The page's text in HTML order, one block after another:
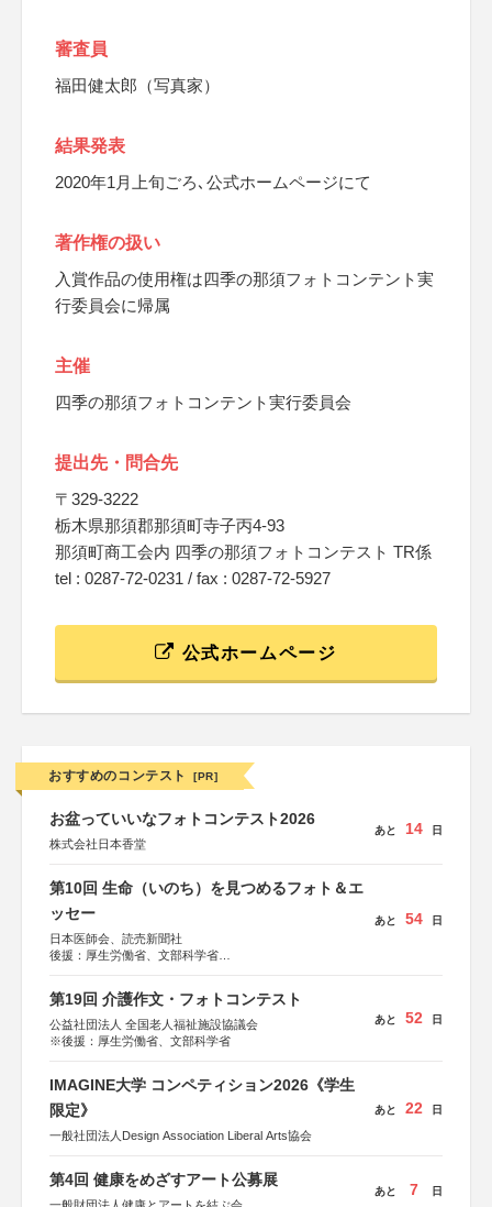
審査員
福田健太郎（写真家）
結果発表
2020年1月上旬ごろ､公式ホームページにて
著作権の扱い
入賞作品の使用権は四季の那須フォトコンテント実
行委員会に帰属
主催
四季の那須フォトコンテント実行委員会
提出先・問合先
〒329-3222
栃木県那須郡那須町寺子丙4-93
那須町商工会内 四季の那須フォトコンテスト TR係
tel : 0287-72-0231 / fax : 0287-72-5927
公式ホームページ
おすすめのコンテスト [PR]
お盆っていいなフォトコンテスト2026
株式会社日本香堂
あと 14 日
第10回 生命（いのち）を見つめるフォト＆エ
ッセー
日本医師会、読売新聞社
後援：厚生労働省、文部科学省
あと 54 日
第19回 介護作文・フォトコンテスト
公益社団法人 全国老人福祉施設協議会
※後援：厚生労働省、文部科学省
あと 52 日
IMAGINE大学 コンペティション2026《学生
限定》
一般社団法人Design Association Liberal Arts協会
あと 22 日
第4回 健康をめざすアート公募展
あと 7 日